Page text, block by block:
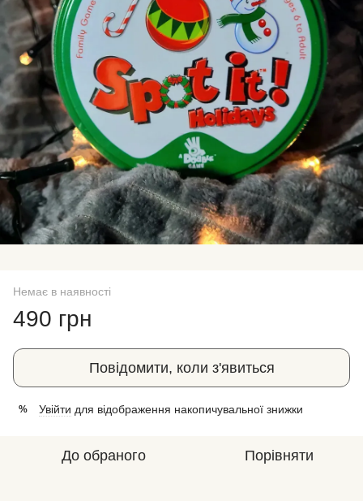
Немає в наявності
490 грн
Повідомити, коли з'явиться
% Увійти для відображення накопичувальної знижки
До обраного Порівняти